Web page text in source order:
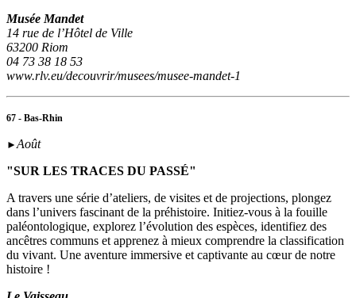
Musée Mandet
14 rue de l’Hôtel de Ville
63200 Riom
04 73 38 18 53
www.rlv.eu/decouvrir/musees/musee-mandet-1
67 - Bas-Rhin
►Août
"SUR LES TRACES DU PASSÉ"
A travers une série d’ateliers, de visites et de projections, plongez
dans l’univers fascinant de la préhistoire. Initiez-vous à la fouille
paléontologique, explorez l’évolution des espèces, identifiez des
ancêtres communs et apprenez à mieux comprendre la classification
du vivant. Une aventure immersive et captivante au cœur de notre
histoire !